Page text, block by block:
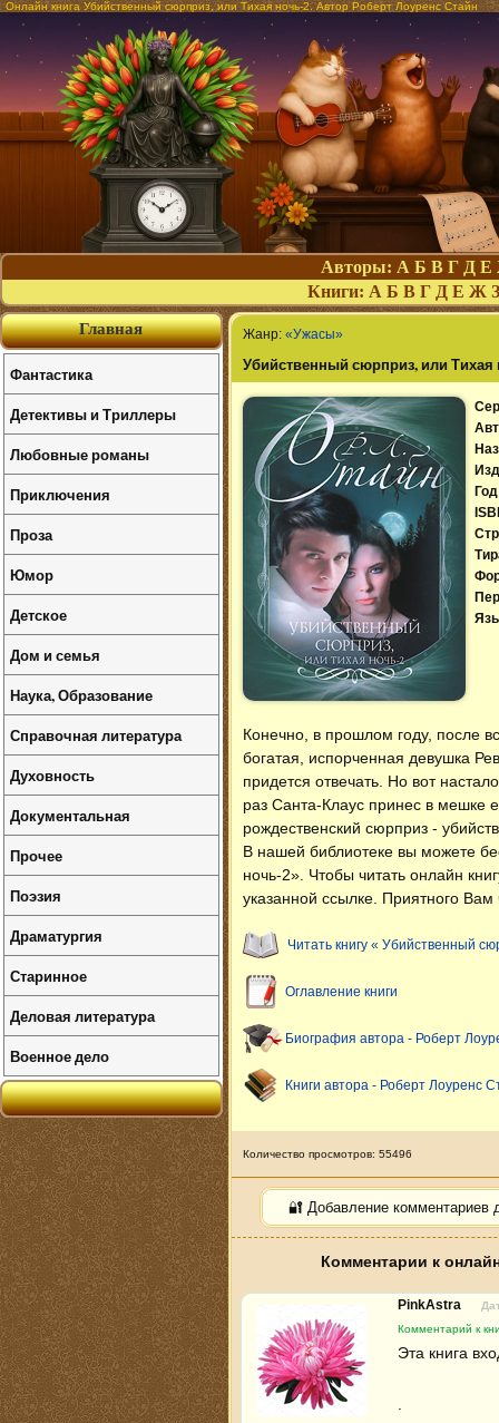
Онлайн книга Убийственный сюрприз, или Тихая ночь-2. Автор Роберт Лоуренс Стайн
Авторы: А Б В Г Д Е
Книги: А Б В Г Д Е Ж З
Жанр: «Ужасы»
Убийственный сюрприз, или Тихая
Конечно, в прошлом году, после
богатая, испорченная девушка
придется отвечать. Но вот
раз Санта-Клаус принес в мешке
рождественский сюрприз -
В нашей библиотеке вы можете
ночь-2» . Чтобы читать онлайн
указанной ссылке. Приятного Вам
Читать книгу « Убийственный
Оглавление книги
Биография автора - Роберт
Книги автора - Роберт Лоуренс
Количество просмотров: 55496
🔐 Добавление комментариев
Комментарии к
PinkAstra
Комментарий к
Эта книга
Главная
Фантастика
Детективы и Триллеры
Любовные романы
Приключения
Проза
Юмор
Детское
Дом и семья
Наука, Образование
Справочная литература
Духовность
Документальная
Прочее
Поэзия
Драматургия
Старинное
Деловая литература
Военное дело